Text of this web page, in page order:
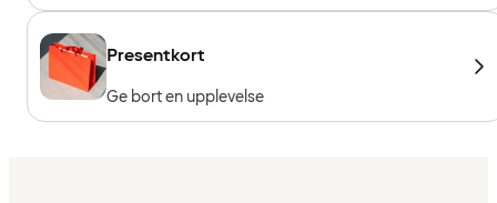
Presentkort
Ge bort en upplevelse